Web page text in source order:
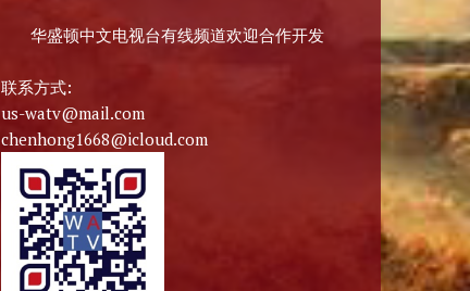
华盛顿中文电视台有线频道欢迎合作开发
联系方式:
us-watv@mail.com
chenhong1668@icloud.com